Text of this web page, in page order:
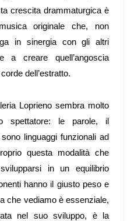
crescita drammaturgica è
originale che, non
in sinergia con gli altri
a creare quell’angoscia
dell’estratto.
Loprieno sembra molto
spettatore: le parole, il
linguaggi funzionali ad
questa modalità che
in un equilibrio
hanno il giusto peso e
che vediamo è essenziale,
nel suo sviluppo, è la